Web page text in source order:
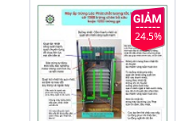
24.5%